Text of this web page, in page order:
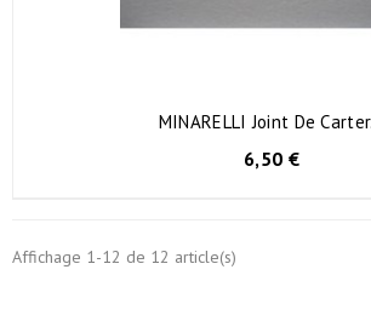
MINARELLI Joint De
6,50 €
Affichage 1-12 de 12 article(s)